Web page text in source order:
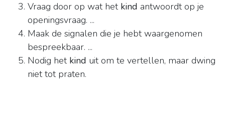
Vraag door op wat het kind antwoordt op je
openingsvraag. ...
Maak de signalen die je hebt waargenomen
bespreekbaar. ...
Nodig het kind uit om te vertellen, maar dwing
niet tot praten.